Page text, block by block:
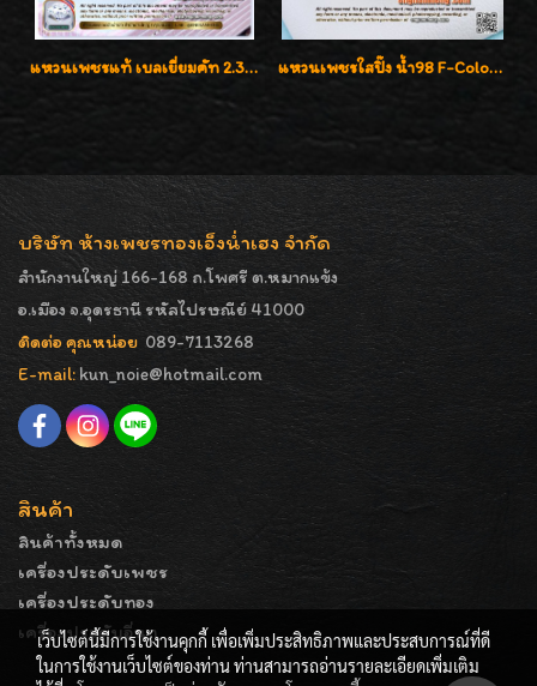
แหวนเพชรแท้ เบลเยี่ยมคัท 2.39 กะรัต น้ำ 98 F-Color/VVS ดีไซน์หน้ากว้างหรูเต็มนิ้ว แหวนเพชรใสปิ๊ง น้ำ98 F-Color/VVS1 น้ำหนักเพชรรวม 2.56 กะรัต ใส่เต็มนิ้วเพชรเป็นน้ำเป็นเนื้อสวยมากๆค่ะ
บริษัท ห้างเพชรทองเอ็งน่ำเฮง จำกัด
สำนักงานใหญ่ 166-168 ถ.โพศรี ต.หมากแข้ง
อ.เมือง จ.อุดรธานี รหัสไปรษณีย์ 41000
ติดต่อ คุณหน่อย 089-7113268
E-mail: kun_noie@hotmail.com
สินค้า
สินค้าทั้งหมด
เครื่องประดับเพชร
เครื่องประดับทอง
เครื่องประดับอื่นๆ
เว็บไซต์นี้มีการใช้งานคุกกี้ เพื่อเพิ่มประสิทธิภาพและประสบการณ์ที่ดี
ในการใช้งานเว็บไซต์ของท่าน ท่านสามารถอ่านรายละเอียดเพิ่มเติม